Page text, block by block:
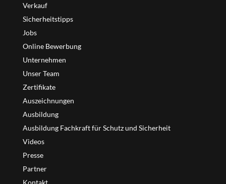
Verkauf
Sicherheitstipps
Jobs
Online Bewerbung
Unternehmen
Unser Team
Zertifikate
Auszeichnungen
Ausbildung
Ausbildung Fachkraft für Schutz und Sicherheit
Videos
Presse
Partner
Kontakt